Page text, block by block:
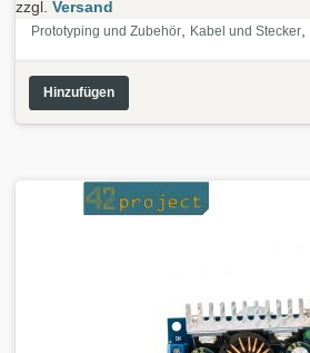
zzgl. Versand
Prototyping und Zubehör Kabel und Stecker
Hinzufügen